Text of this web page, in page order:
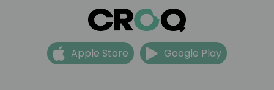
Apple Store Google Play